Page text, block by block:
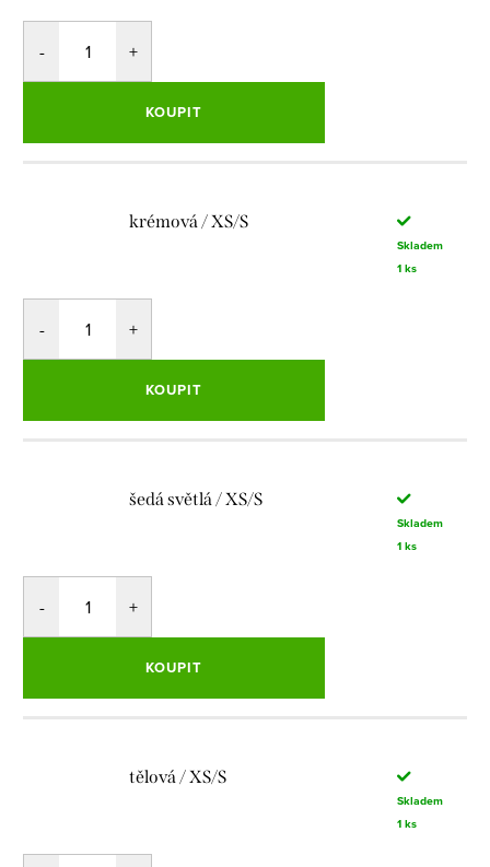
KOUPIT
krémová / XS/S
Skladem
1 ks
KOUPIT
šedá světlá / XS/S
Skladem
1 ks
KOUPIT
tělová / XS/S
Skladem
1 ks